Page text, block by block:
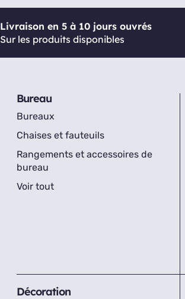
Livraison en 5 à 10 jours ouvrés
Sur les produits disponibles
Bureau
Bureaux
Chaises et fauteuils
Rangements et accessoires de
bureau
Voir tout
Décoration